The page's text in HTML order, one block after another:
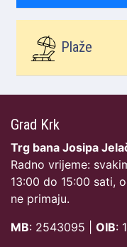
Plaže
Grad Krk
Trg bana Josipa
Radno vrijeme:
13:00 do 15:00 sati,
ne primaju.
MB: 2543095 | OIB: